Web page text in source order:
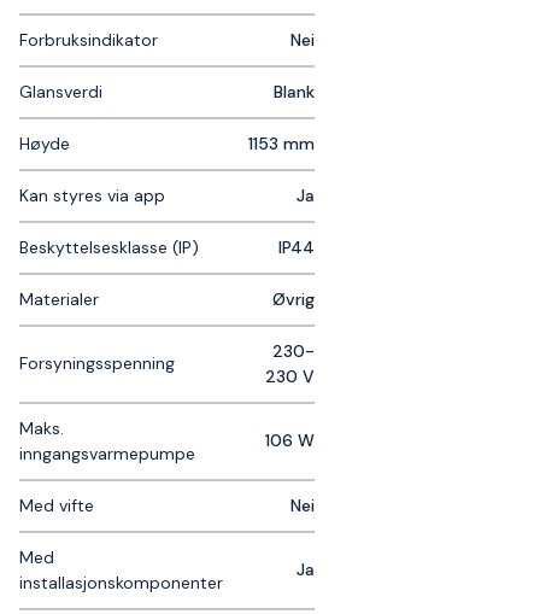
Forbruksindikator Nei
Glansverdi Blank
Høyde 1153 mm
Kan styres via app Ja
Beskyttelsesklasse (IP) IP44
Materialer Øvrig
Forsyningsspenning
230-
230 V
Maks.
inngangsvarmepumpe
106 W
Med vifte Nei
Med
installasjonskomponenter
Ja